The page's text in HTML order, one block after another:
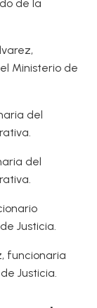
de la
Ministerio de
del
del
Justicia.
funcionaria
Justicia.